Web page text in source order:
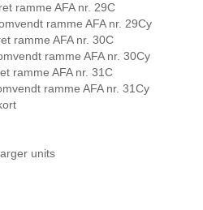
ramme AFA nr. 29C
ramme AFA nr. 29Cy
ramme AFA nr. 30C
ramme AFA nr. 30Cy
ramme AFA nr. 31C
ramme AFA nr. 31Cy
units